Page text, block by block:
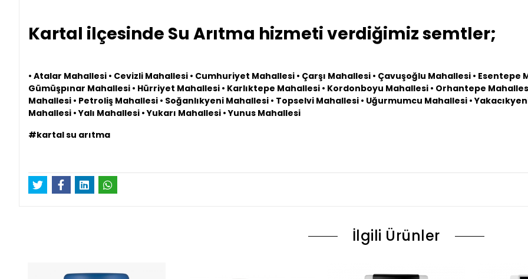
Kartal ilçesinde Su Arıtma hizmeti verdiğimiz semtler;
• Atalar Mahallesi • Cevizli Mahallesi • Cumhuriyet Mahallesi • Çarşı Mahallesi • Çavuşoğlu Mahallesi • Esentepe
Gümüşpınar Mahallesi • Hürriyet Mahallesi • Karlıktepe Mahallesi • Kordonboyu Mahallesi • Orhantepe
Mahallesi • Petroliş Mahallesi • Soğanlıkyeni Mahallesi • Topselvi Mahallesi • Uğurmumcu Mahallesi •
Mahallesi • Yalı Mahallesi • Yukarı Mahallesi • Yunus Mahallesi
#kartal su arıtma
İlgili Ürünler